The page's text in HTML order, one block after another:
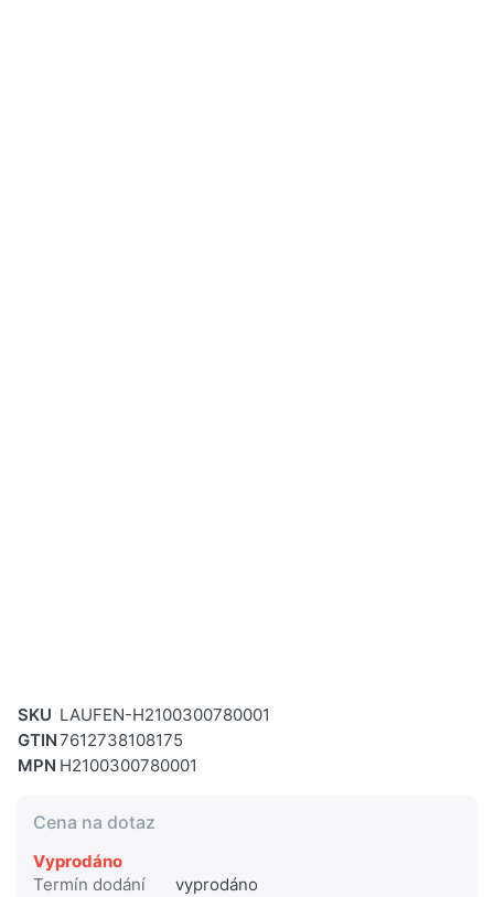
SKU LAUFEN-H2100300780001
GTIN7612738108175
MPN H2100300780001
Cena na dotaz
Vyprodáno
Termín dodání
vyprodáno